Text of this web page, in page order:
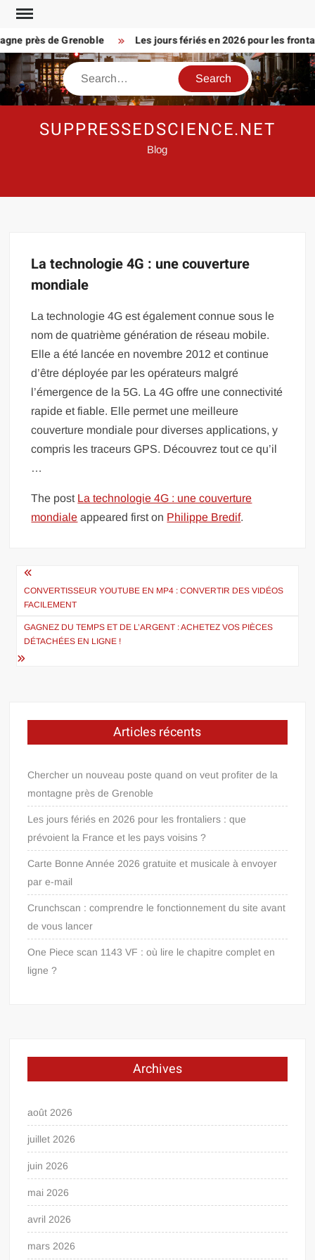
Skip
contentprès de Grenoble Les jours fériés en 2026 pour les
Search
SUPPRESSEDSCIENCE.NET
Blog
La technologie 4G : une couverture
mondiale
La technologie 4G est également connue sous le
nom de quatrième génération de réseau mobile.
Elle a été lancée en novembre 2012 et continue
d’être déployée par les opérateurs malgré
l’émergence de la 5G. La 4G offre une connectivité
rapide et fiable. Elle permet une meilleure
couverture mondiale pour diverses applications, y
compris les traceurs GPS. Découvrez tout ce qu’il
…
The post La technologie 4G : une couverture
mondiale appeared first on Philippe Bredif.
Navigation
de
l’article
CONVERTISSEUR YOUTUBE EN MP4 : CONVERTIR DES VIDÉOS
FACILEMENT
GAGNEZ DU TEMPS ET DE L’ARGENT : ACHETEZ VOS PIÈCES
DÉTACHÉES EN LIGNE !
Articles récents
Chercher un nouveau poste quand on veut profiter de la
montagne près de Grenoble
Les jours fériés en 2026 pour les frontaliers : que
prévoient la France et les pays voisins ?
Carte Bonne Année 2026 gratuite et musicale à envoyer
par e-mail
Crunchscan : comprendre le fonctionnement du site avant
de vous lancer
One Piece scan 1143 VF : où lire le chapitre complet en
ligne ?
Archives
août 2026
juillet 2026
juin 2026
mai 2026
avril 2026
mars 2026